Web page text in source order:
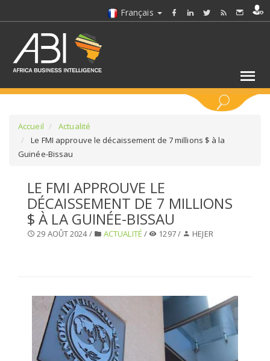
Français
SÉLECTIONNEZ UN DOSSIER
SELECTIONNEZ UNE SECTION
Accueil
Actualité
Le FMI approuve le décaissement de 7 millions $ à la
Guinée-Bissau
LE FMI APPROUVE LE
DÉCAISSEMENT DE 7 MILLIONS
$ À LA GUINÉE-BISSAU
29 AOÛT 2024 / ACTUALITÉ / 1297 / HEJER